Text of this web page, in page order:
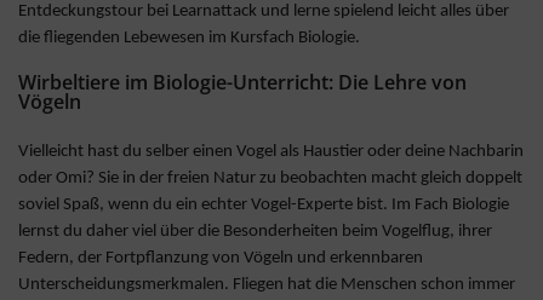
Entdeckungstour bei Learnattack und lerne spielend leicht alles über
die fliegenden Lebewesen im Kursfach Biologie.
Wirbeltiere im Biologie-Unterricht: Die Lehre von
Vögeln
Vielleicht hast du selber einen Vogel als Haustier oder deine Nachbarin
oder Omi? Sie in der freien Natur zu beobachten macht gleich doppelt
soviel Spaß, wenn du ein echter Vogel-Experte bist. Im Fach Biologie
lernst du daher viel über die Besonderheiten beim Vogelflug, ihrer
Federn, der Fortpflanzung von Vögeln und erkennbaren
Unterscheidungsmerkmalen. Fliegen hat die Menschen schon immer